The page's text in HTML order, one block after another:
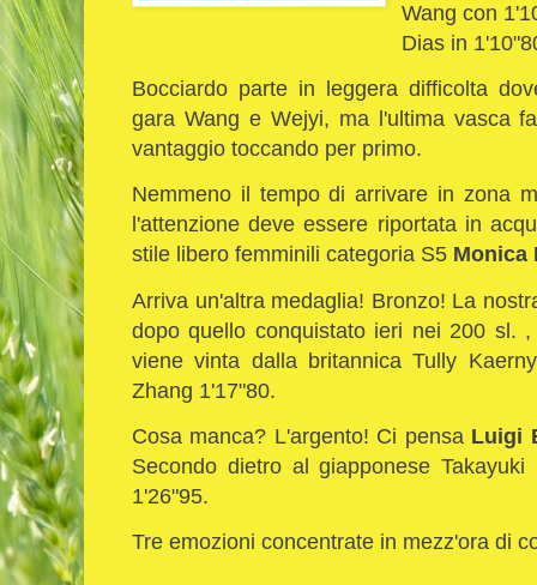
Wang con
Dias in
Bocciardo parte in leggera difficolta
gara Wang e Wejyi, ma l'ultima vasca
vantaggio toccando per primo.
Nemmeno il tempo di arrivare in zona
l'attenzione deve essere riportata in
stile libero femminili categoria S5
Arriva un'altra medaglia! Bronzo! La
dopo quello conquistato ieri nei 200 sl.
viene vinta dalla britannica Tully
Zhang 1'17"80.
Cosa manca? L'argento! Ci pensa Luigi
Secondo dietro al giapponese
1'26"95.
Tre emozioni concentrate in mezz'ora di